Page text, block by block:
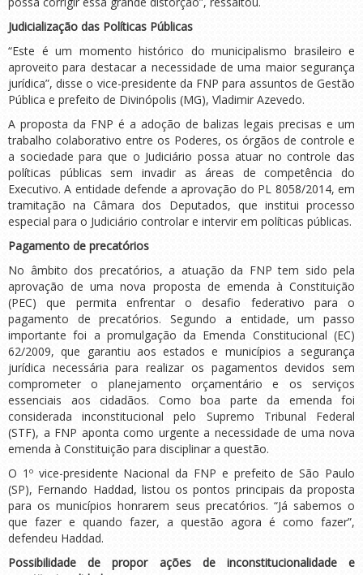
Judicialização das Políticas Públicas
“Este é um momento histórico do municipalismo brasileiro e
aproveito para destacar a necessidade de uma maior segurança
jurídica”, disse o vice-presidente da FNP para assuntos de Gestão
Pública e prefeito de Divinópolis (MG), Vladimir Azevedo.
A proposta da FNP é a adoção de balizas legais precisas e um
trabalho colaborativo entre os Poderes, os órgãos de controle e
a sociedade para que o Judiciário possa atuar no controle das
políticas públicas sem invadir as áreas de competência do
Executivo. A entidade defende a aprovação do PL 8058/2014, em
tramitação na Câmara dos Deputados, que institui processo
especial para o Judiciário controlar e intervir em políticas públicas.
Pagamento de precatórios
No âmbito dos precatórios, a atuação da FNP tem sido pela
aprovação de uma nova proposta de emenda à Constituição
(PEC) que permita enfrentar o desafio federativo para o
pagamento de precatórios. Segundo a entidade, um passo
importante foi a promulgação da Emenda Constitucional (EC)
62/2009, que garantiu aos estados e municípios a segurança
jurídica necessária para realizar os pagamentos devidos sem
comprometer o planejamento orçamentário e os serviços
essenciais aos cidadãos. Como boa parte da emenda foi
considerada inconstitucional pelo Supremo Tribunal Federal
(STF), a FNP aponta como urgente a necessidade de uma nova
emenda à Constituição para disciplinar a questão.
O 1º vice-presidente Nacional da FNP e prefeito de São Paulo
(SP), Fernando Haddad, listou os pontos principais da proposta
para os municípios honrarem seus precatórios. “Já sabemos o
que fazer e quando fazer, a questão agora é como fazer”,
defendeu Haddad.
Possibilidade de propor ações de inconstitucionalidade e